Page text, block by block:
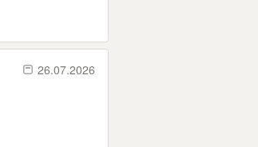
26.07.2026